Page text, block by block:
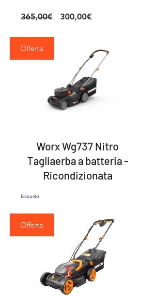
365,00€
Prezzo
300,00€Prezzo
Offerta
Worx Wg737 Nitro
Tagliaerba a batteria -
Ricondizionata
Esaurito
Offerta